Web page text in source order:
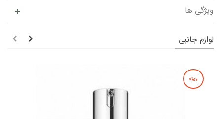
ویژگی ها
لوازم جانبی
ویژه